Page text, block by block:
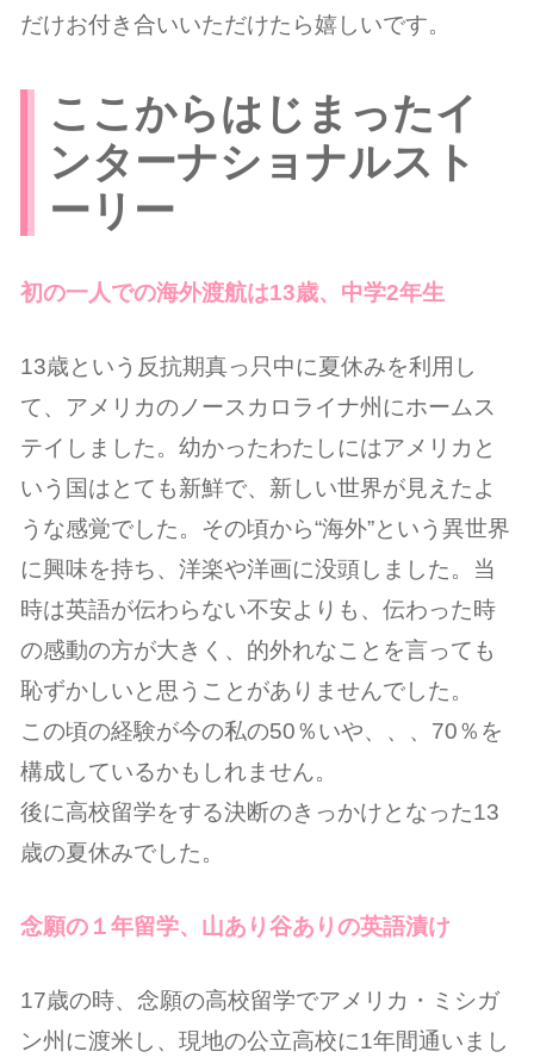
だけお付き合いいただけたら嬉しいです。
ここからはじまったイ
ンターナショナルスト
ーリー
初の一人での海外渡航は13歳、中学2年生
13歳という反抗期真っ只中に夏休みを利用し
て、アメリカのノースカロライナ州にホームス
テイしました。幼かったわたしにはアメリカと
いう国はとても新鮮で、新しい世界が見えたよ
うな感覚でした。その頃から“海外”という異世界
に興味を持ち、洋楽や洋画に没頭しました。当
時は英語が伝わらない不安よりも、伝わった時
の感動の方が大きく、的外れなことを言っても
恥ずかしいと思うことがありませんでした。
この頃の経験が今の私の50％いや、、、70％を
構成しているかもしれません。
後に高校留学をする決断のきっかけとなった13
歳の夏休みでした。
念願の１年留学、山あり谷ありの英語漬け
17歳の時、念願の高校留学でアメリカ・ミシガ
ン州に渡米し、現地の公立高校に1年間通いまし